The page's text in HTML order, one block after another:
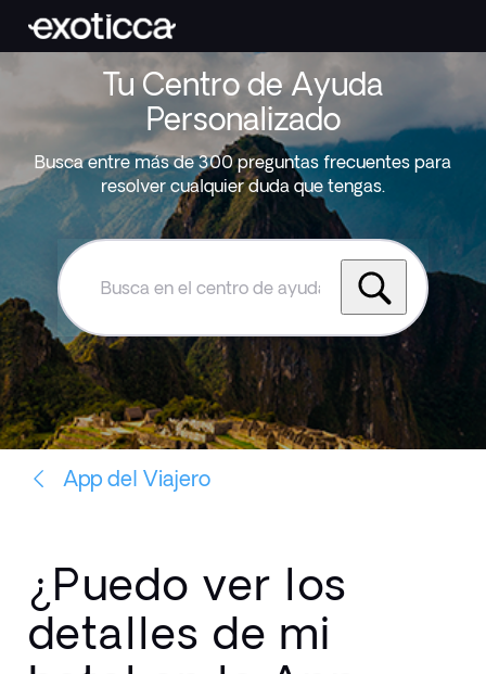
Tu Centro de Ayuda
Personalizado
Busca entre más de 300 preguntas frecuentes para
resolver cualquier duda que tengas.
Busca
el
centro
de
ayuda
de
Exoticca
App del Viajero
¿Puedo ver los
detalles de mi